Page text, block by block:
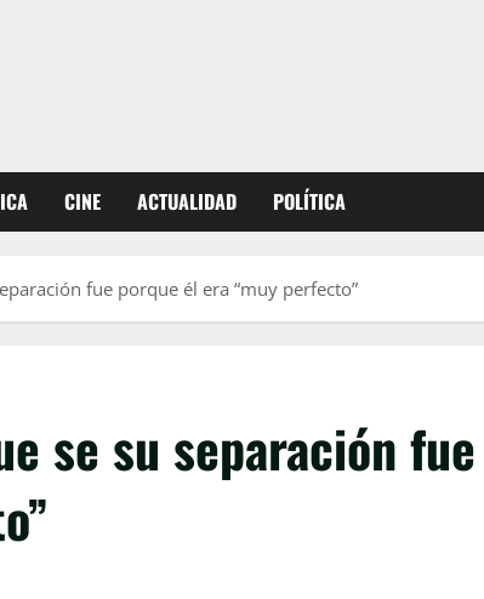
CINE ACTUALIDAD POLÍTICA
fue porque él era “muy perfecto”
se su separación fue